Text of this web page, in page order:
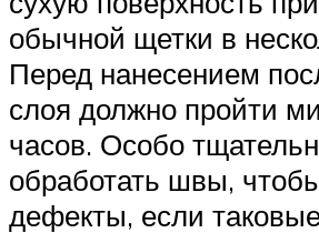
обычной щетки в
Перед нанесением
слоя должно пройти
часов. Особо
обработать швы,
дефекты, если